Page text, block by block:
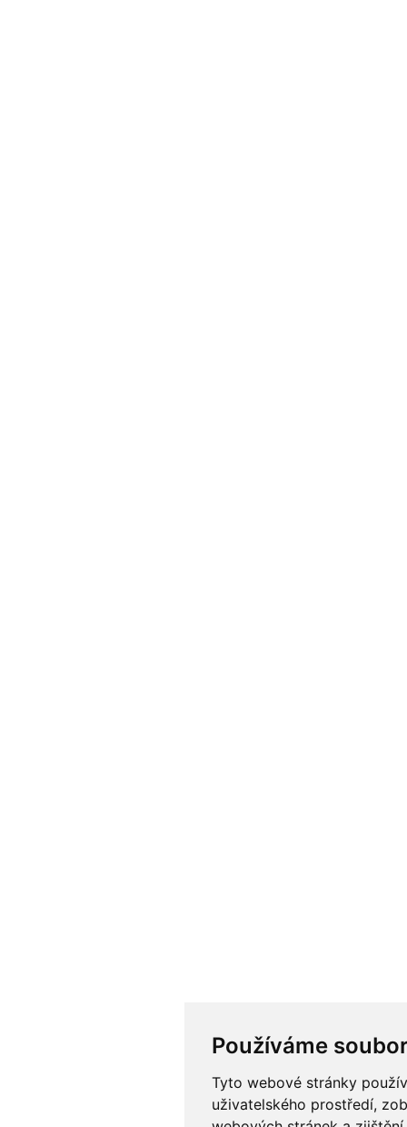
Používáme
Tyto webové stránky
uživatelského prostředí,